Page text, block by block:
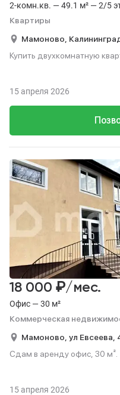
2-комн.кв. — 49.1 м² — 2/5
Квартиры
Мамоново,
Купить двухкомнатную
15 апреля 2026
Офис — 30 м²
Коммерческая
18 000 ₽/мес.
Мамоново, ул Евсеева,
Сдам в аренду офис, 30 м².
15 апреля 2026